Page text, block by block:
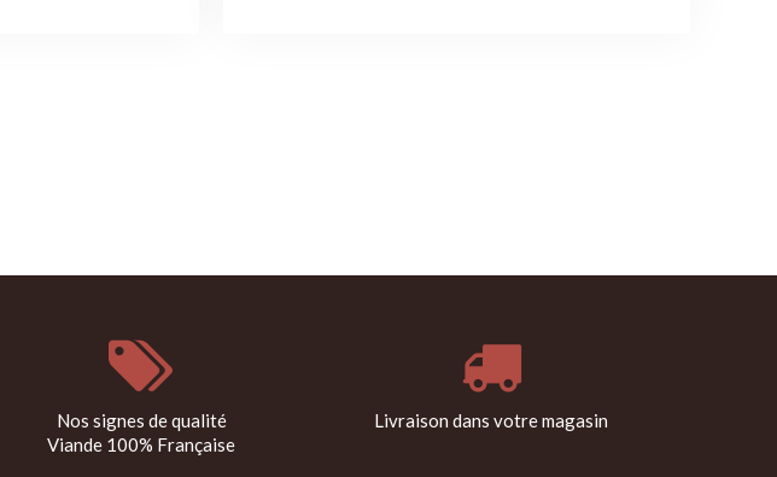
Nos signes de qualité
Viande 100% Française
Livraison dans votre magasin